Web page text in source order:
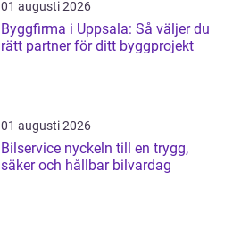
01 augusti 2026
Byggfirma i Uppsala: Så väljer du
rätt partner för ditt byggprojekt
01 augusti 2026
Bilservice nyckeln till en trygg,
säker och hållbar bilvardag